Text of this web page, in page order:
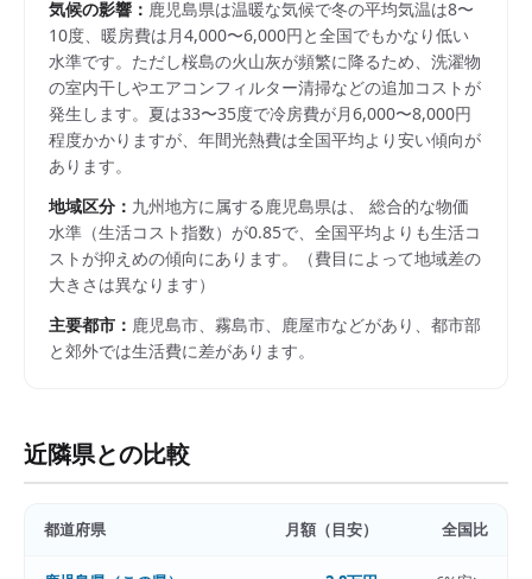
気候の影響： 鹿児島県は温暖な気候で冬の平均気温は8〜
10度、暖房費は月4,000〜6,000円と全国でもかなり低い
水準です。ただし桜島の火山灰が頻繁に降るため、洗濯物
の室内干しやエアコンフィルター清掃などの追加コストが
発生します。夏は33〜35度で冷房費が月6,000〜8,000円
程度かかりますが、年間光熱費は全国平均より安い傾向が
あります。
地域区分： 九州地方に属する鹿児島県は、 総合的な物価
水準（生活コスト指数）が0.85で、 全国平均よりも生活コ
ストが抑えめの傾向にあります。
（費目によって地域差の
大きさは異なります）
主要都市： 鹿児島市、霧島市、鹿屋市などがあり、都市部
と郊外では生活費に差があります。
近隣県との比較
都道府県 月額（目安） 全国比